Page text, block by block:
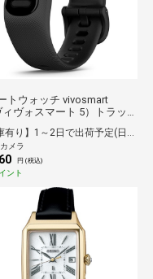
トウォッチ vivosmart
ィヴォスマート 5）トラッ
【在庫有り】1～2日で出荷予定(日付指定可)
メラ
円 (税込)
ント